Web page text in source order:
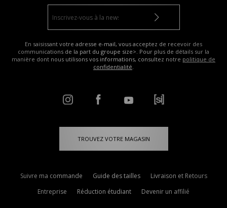
En saisissant votre adresse e-mail, vous acceptez de recevoir des
communications de la part du groupe size>. Pour plus de détails sur la
manière dont nous utilisons vos informations, consultez notre politique de
confidentialité.
TROUVEZ VOTRE MAGASIN
Suivre ma commande Guide des tailles
Livraison et Retours
Entreprise
Réduction étudiant Devenir un affilié